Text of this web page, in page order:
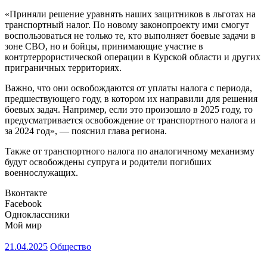
«Приняли решение уравнять наших защитников в льготах на
транспортный налог. По новому законопроекту ими смогут
воспользоваться не только те, кто выполняет боевые задачи в
зоне СВО, но и бойцы, принимающие участие в
контртеррористической операции в Курской области и других
приграничных территориях.
Важно, что они освобождаются от уплаты налога с периода,
предшествующего году, в котором их направили для решения
боевых задач. Например, если это произошло в 2025 году, то
предусматривается освобождение от транспортного налога и
за 2024 год», — пояснил глава региона.
Также от транспортного налога по аналогичному механизму
будут освобождены супруга и родители погибших
военнослужащих.
Вконтакте
Facebook
Одноклассники
Мой мир
21.04.2025 Общество